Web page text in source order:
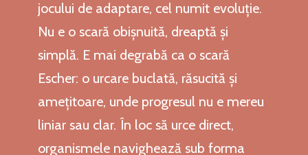
jocului de adaptare, cel numit evoluție.
Nu e o scară obișnuită, dreaptă și
simplă. E mai degrabă ca o scară
Escher: o urcare buclată, răsucită și
amețitoare, unde progresul nu e mereu
liniar sau clar. În loc să urce direct,
organismele navighează sub forma